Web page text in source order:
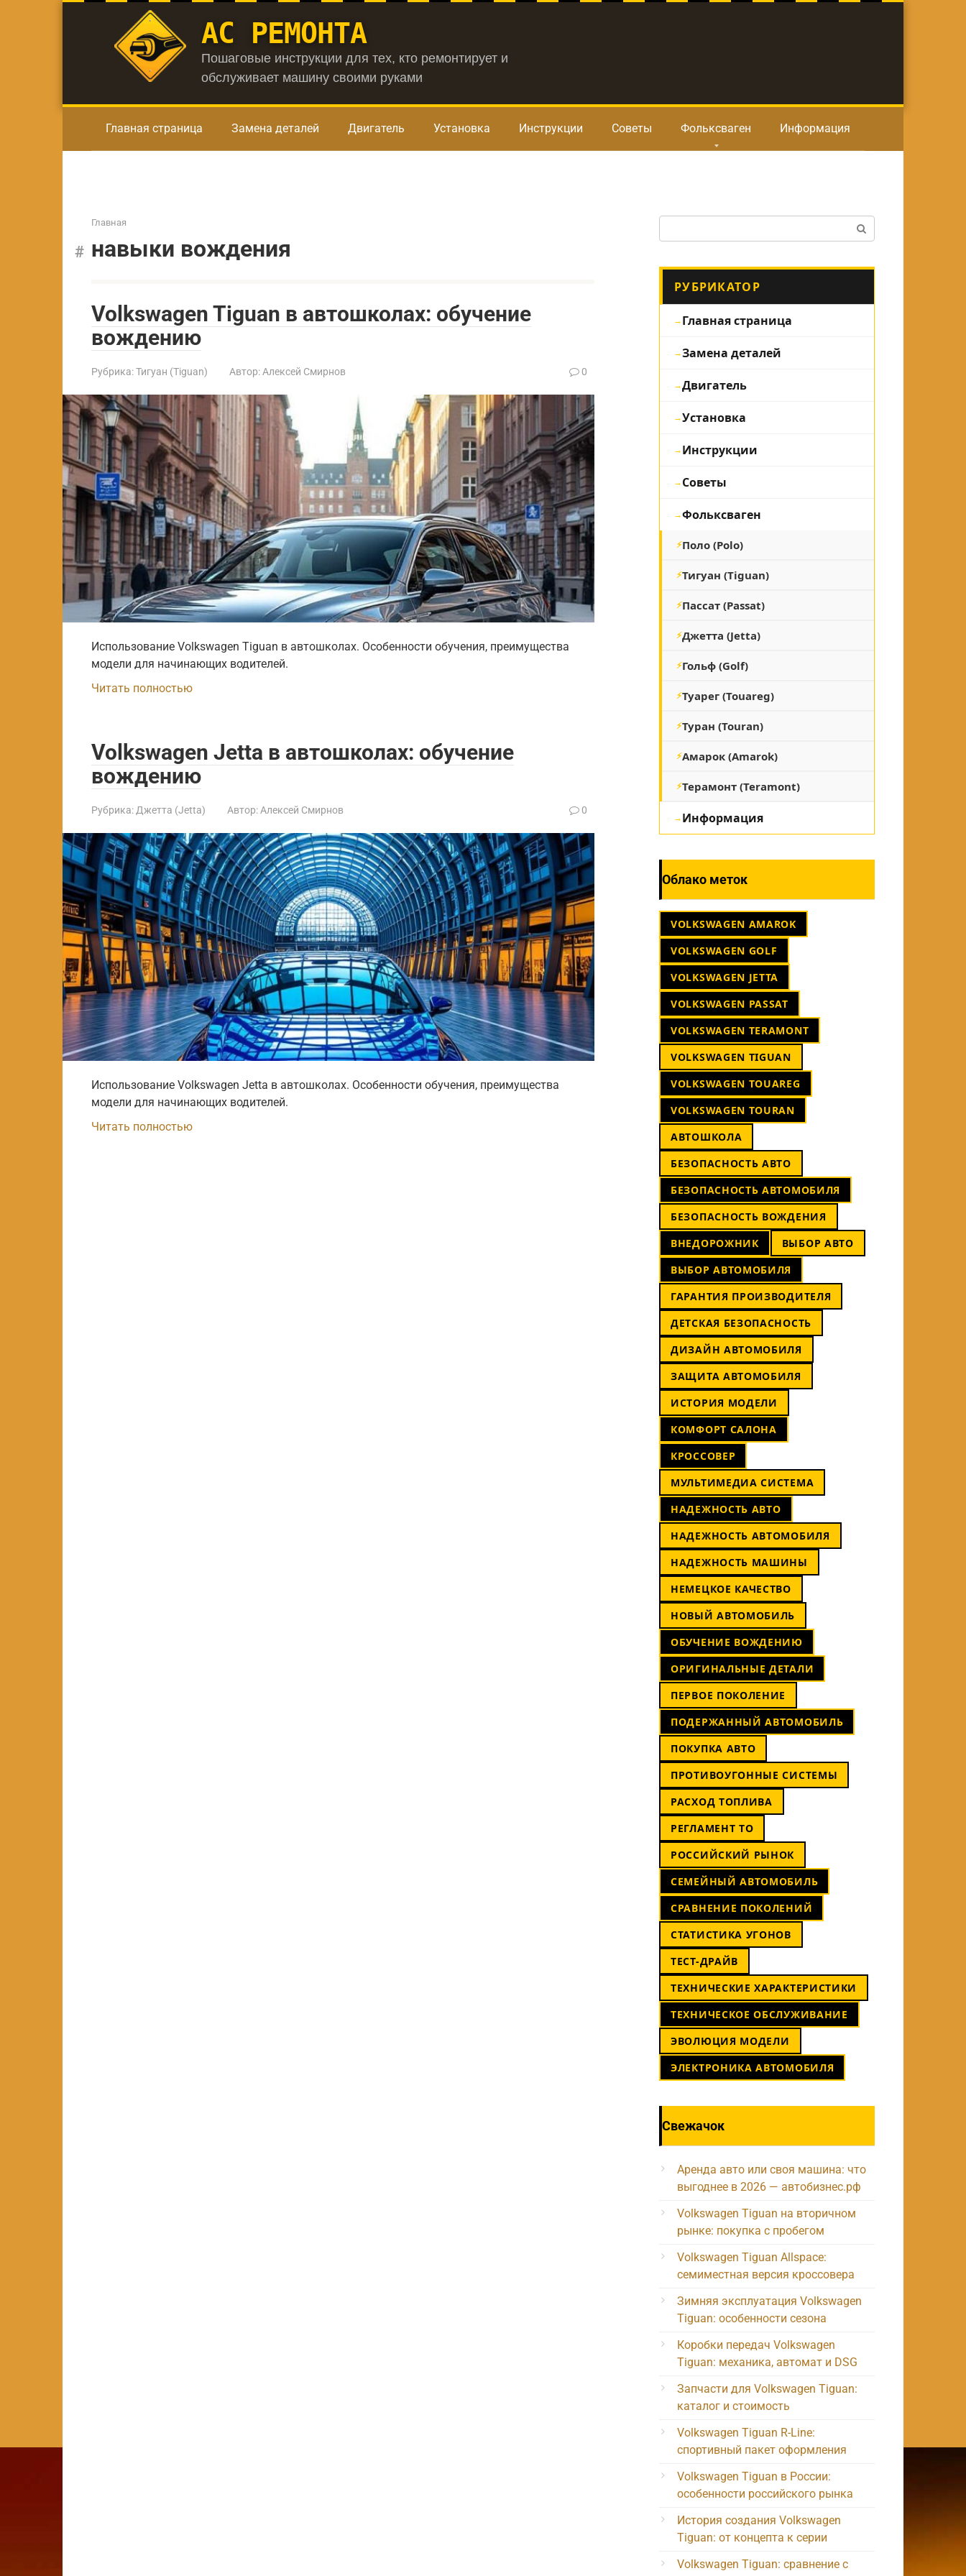
АС РЕМОНТА
Пошаговые инструкции для тех, кто ремонтирует и
обслуживает машину своими руками
Главная страница Замена деталей Двигатель Установка Инструкции Советы Фольксваген Информация
Главная
навыки вождения
Volkswagen Tiguan в автошколах: обучение
вождению
Рубрика:Тигуан (Tiguan) Автор: Алексей Смирнов 0
Использование Volkswagen Tiguan в автошколах. Особенности обучения, преимущества
модели для начинающих водителей.
Читать полностью
Volkswagen Jetta в автошколах: обучение
вождению
Рубрика: Джетта (Jetta) Автор: Алексей Смирнов 0
Использование Volkswagen Jetta в автошколах. Особенности обучения, преимущества
модели для начинающих водителей.
Читать полностью
РУБРИКАТОР
Главная страница
Замена деталей
Двигатель
Установка
Инструкции
Советы
Фольксваген
Поло (Polo)
Тигуан (Tiguan)
Пассат (Passat)
Джетта (Jetta)
Гольф (Golf)
Туарег (Touareg)
Туран (Touran)
Амарок (Amarok)
Терамонт (Teramont)
Информация
Облако меток
VOLKSWAGEN AMAROK
VOLKSWAGEN GOLF
VOLKSWAGEN JETTA
VOLKSWAGEN PASSAT
VOLKSWAGEN TERAMONT
VOLKSWAGEN TIGUAN
VOLKSWAGEN TOUAREG
VOLKSWAGEN TOURAN
АВТОШКОЛА
БЕЗОПАСНОСТЬ АВТО
БЕЗОПАСНОСТЬ АВТОМОБИЛЯ
БЕЗОПАСНОСТЬ ВОЖДЕНИЯ
ВНЕДОРОЖНИК
ВЫБОР АВТО
ВЫБОР АВТОМОБИЛЯ
ГАРАНТИЯ ПРОИЗВОДИТЕЛЯ
ДЕТСКАЯ БЕЗОПАСНОСТЬ
ДИЗАЙН АВТОМОБИЛЯ
ЗАЩИТА АВТОМОБИЛЯ
ИСТОРИЯ МОДЕЛИ
КОМФОРТ САЛОНА
КРОССОВЕР
МУЛЬТИМЕДИА СИСТЕМА
НАДЕЖНОСТЬ АВТО
НАДЕЖНОСТЬ АВТОМОБИЛЯ
НАДЕЖНОСТЬ МАШИНЫ
НЕМЕЦКОЕ КАЧЕСТВО
НОВЫЙ АВТОМОБИЛЬ
ОБУЧЕНИЕ ВОЖДЕНИЮ
ОРИГИНАЛЬНЫЕ ДЕТАЛИ
ПЕРВОЕ ПОКОЛЕНИЕ
ПОДЕРЖАННЫЙ АВТОМОБИЛЬ
ПОКУПКА АВТО
ПРОТИВОУГОННЫЕ СИСТЕМЫ
РАСХОД ТОПЛИВА
РЕГЛАМЕНТ ТО
РОССИЙСКИЙ РЫНОК
СЕМЕЙНЫЙ АВТОМОБИЛЬ
СРАВНЕНИЕ ПОКОЛЕНИЙ
СТАТИСТИКА УГОНОВ
ТЕСТ-ДРАЙВ
ТЕХНИЧЕСКИЕ ХАРАКТЕРИСТИКИ
ТЕХНИЧЕСКОЕ ОБСЛУЖИВАНИЕ
ЭВОЛЮЦИЯ МОДЕЛИ
ЭЛЕКТРОНИКА АВТОМОБИЛЯ
Свежачок
Аренда авто или своя машина: что
выгоднее в 2026 — автобизнес.рф
Volkswagen Tiguan на вторичном
рынке: покупка с пробегом
Volkswagen Tiguan Allspace:
семиместная версия кроссовера
Зимняя эксплуатация Volkswagen
Tiguan: особенности сезона
Коробки передач Volkswagen
Tiguan: механика, автомат и DSG
Запчасти для Volkswagen Tiguan:
каталог и стоимость
Volkswagen Tiguan R-Line:
спортивный пакет оформления
Volkswagen Tiguan в России:
особенности российского рынка
История создания Volkswagen
Tiguan: от концепта к серии
Volkswagen Tiguan: сравнение с